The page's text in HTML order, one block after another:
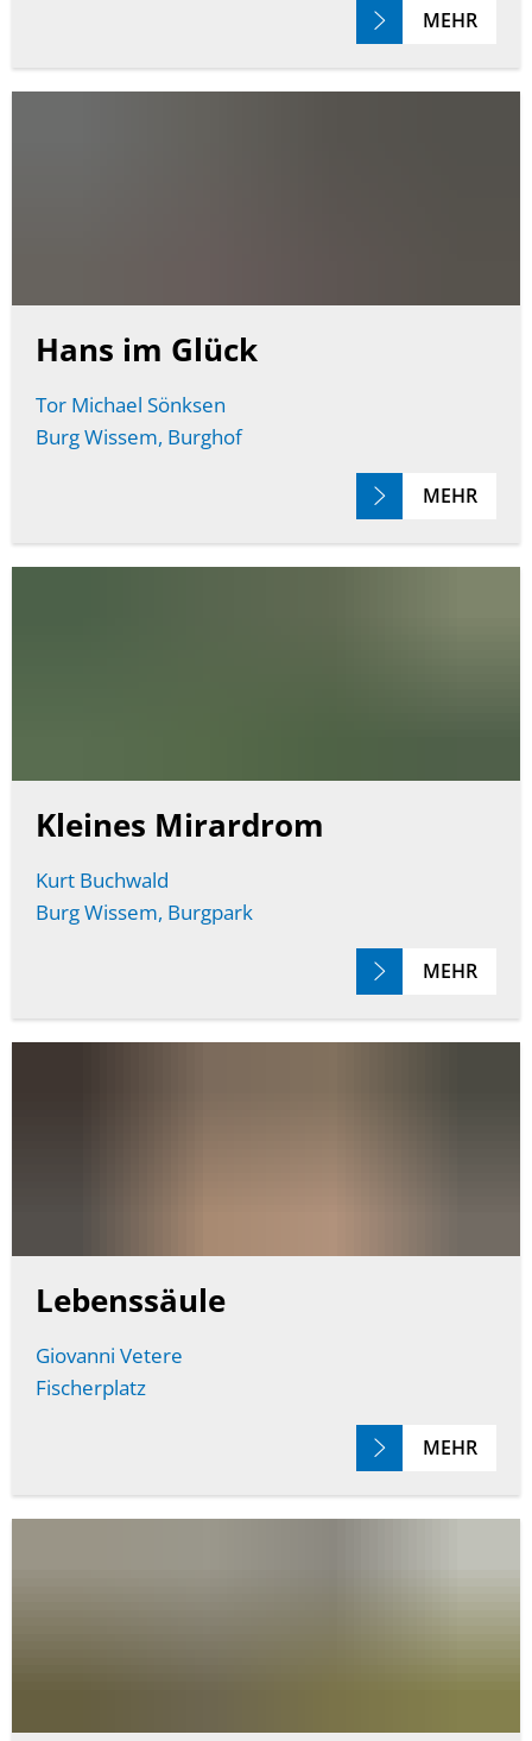
MEHR
Hans im Glück
Tor Michael Sönksen
Burg Wissem, Burghof
MEHR
Kleines Mirardrom
Kurt Buchwald
Burg Wissem, Burgpark
MEHR
Lebenssäule
Giovanni Vetere
Fischerplatz
MEHR